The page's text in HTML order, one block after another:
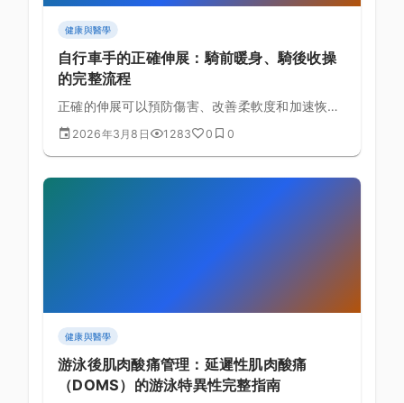
健康與醫學
自行車手的正確伸展：騎前暖身、騎後收操
的完整流程
正確的伸展可以預防傷害、改善柔軟度和加速恢
復。為自行車手設計的完整伸展流程，包含騎前動
態伸展和騎後靜態伸展。
2026年3月8日 1283 0 0
健康與醫學
游泳後肌肉酸痛管理：延遲性肌肉酸痛
（DOMS）的游泳特異性完整指南